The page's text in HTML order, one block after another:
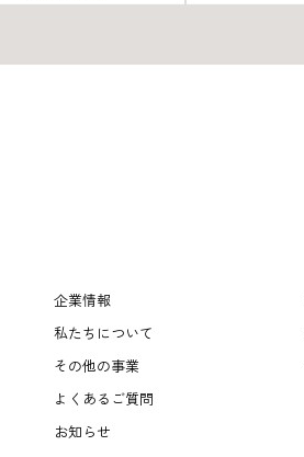
企業情報
私たちについて
その他の事業
よくあるご質問
お知らせ